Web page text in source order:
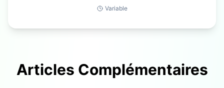
Variable
Articles Complémentaires